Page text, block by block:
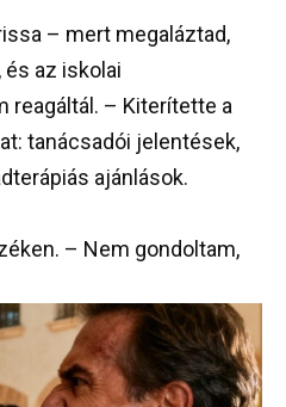
– mert megaláztad,
az iskolai
reagáltál. – Kiterítette a
tanácsadói jelentések,
ajánlások.
– Nem gondoltam,